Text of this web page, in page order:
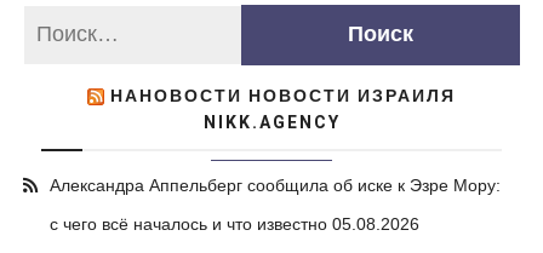
НАНОВОСТИ НОВОСТИ ИЗРАИЛЯ
NIKK.AGENCY
Александра Аппельберг сообщила об иске к Эзре Мору:
с чего всё началось и что известно 05.08.2026